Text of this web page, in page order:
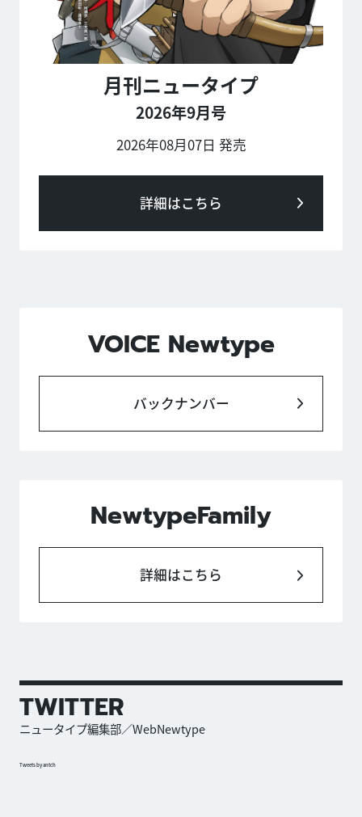
月刊ニュータイプ
2026年9月号
2026年08月07日 発売
詳細はこちら
VOICE Newtype
バックナンバー
NewtypeFamily
詳細はこちら
TWITTER
ニュータイプ編集部／WebNewtype
Tweets by antch